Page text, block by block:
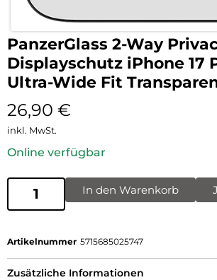
PanzerGlass 2-Way
Displayschutz iPhone 17
Ultra-Wide Fit
26,90 €
inkl. MwSt.
Online verfügbar
In den Warenkorb
Artikelnummer 5715685025747
Zusätzliche Informationen